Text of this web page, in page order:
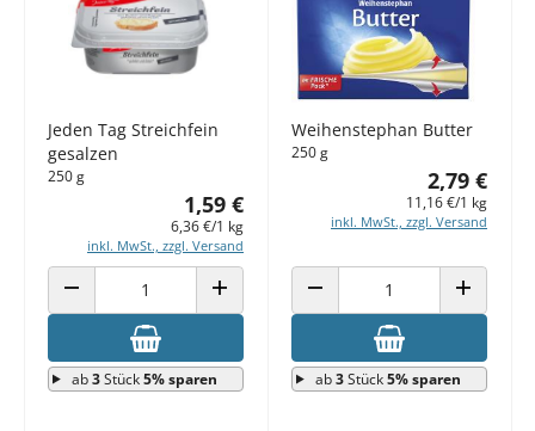
Jeden Tag Streichfein
gesalzen
250 g
1,59 €
6,36 €/1 kg
inkl. MwSt., zzgl. Versand
ANZAHL VERRINGERN ANZAHL ERHÖHEN
ab3Stück5% sparen
Weihenstephan Butter
250 g
2,79 €
11,16 €/1 kg
inkl. MwSt., zzgl. Versand
ANZAHL VERRINGERN ANZAHL
ab3Stück5% sparen